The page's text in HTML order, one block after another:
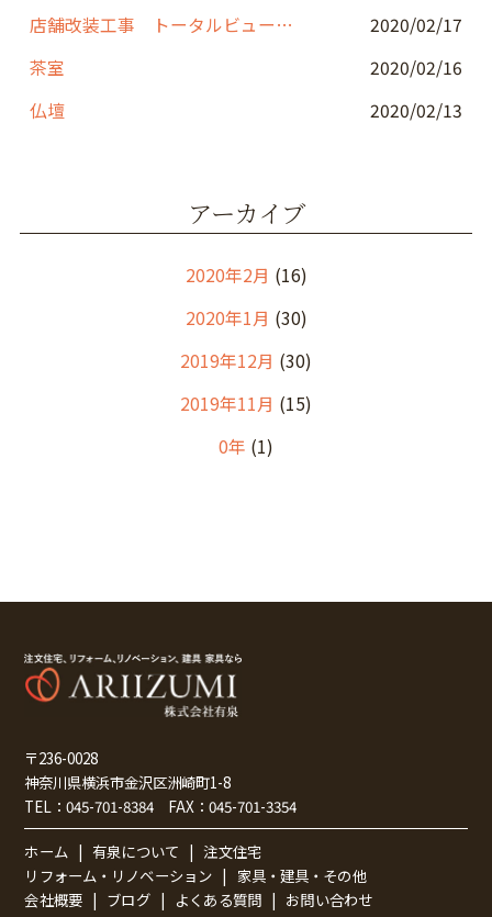
店舗改装工事 トータルビューティーサロン
2020/02/17
茶室
2020/02/16
仏壇
2020/02/13
アーカイブ
2020年2月 (16)
2020年1月 (30)
2019年12月 (30)
2019年11月 (15)
0年 (1)
〒236-0028
神奈川県横浜市金沢区洲崎町1-8
TEL：045-701-8384 FAX：045-701-3354
ホーム 有泉について
注文住宅
リフォーム・リノベーション
家具・建具・その他
会社概要
ブログ よくある質問 お問い合わせ